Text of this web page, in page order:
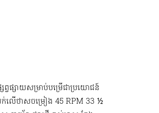
ព្វផ្សាយសម្រាប់បម្រើជាប្រយោជន៍
ក់លើថាសចម្រៀង 45 RPM 33 ½